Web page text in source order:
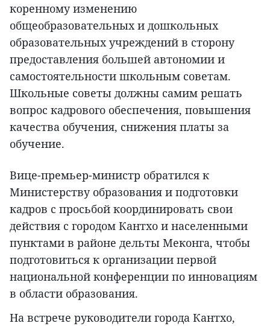
коренному изменению
общеобразовательных и дошкольных
образовательных учреждений в сторону
предоставления большей автономии и
самостоятельности школьным советам.
Школьные советы должны самим решать
вопрос кадрового обеспечения, повышения
качества обучения, снижения платы за
обучение.
Вице-премьер-министр обратился к
Министерству образования и подготовки
кадров с просьбой координировать свои
действия с городом Кантхо и населенными
пунктами в районе дельты Меконга, чтобы
подготовиться к организации первой
национальной конференции по инновациям
в области образования.
На встрече руководители города Кантхо,